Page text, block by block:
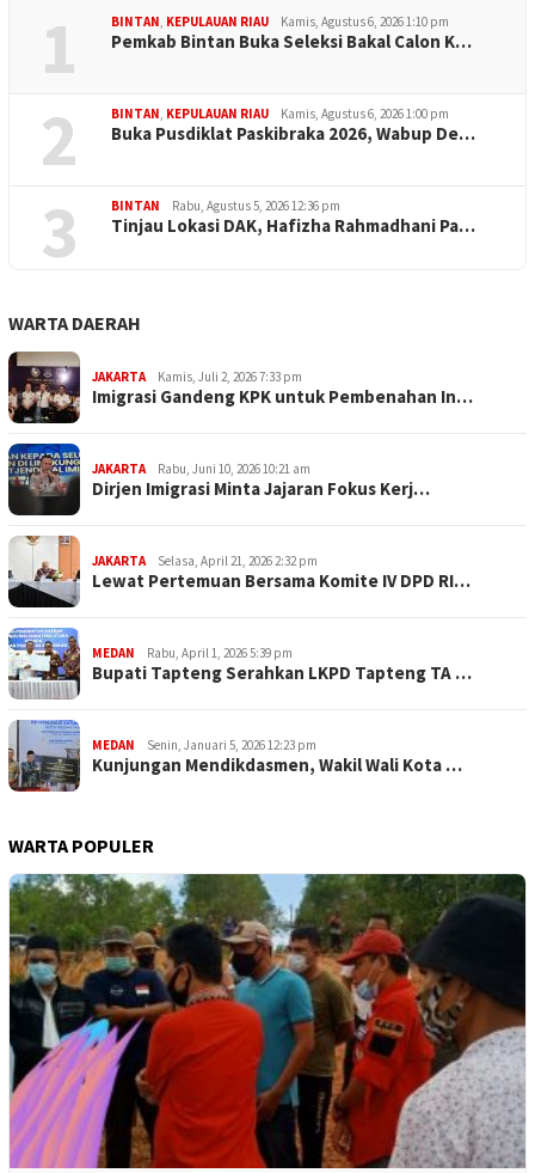
1 BINTAN, KEPULAUAN RIAU Kamis, Agustus 6, 2026 1:10 pm
Pemkab Bintan Buka Seleksi Bakal Calon K…
2 BINTAN, KEPULAUAN RIAU Kamis, Agustus 6, 2026 1:00 pm
Buka Pusdiklat Paskibraka 2026, Wabup De…
3 BINTAN Rabu, Agustus 5, 2026 12:36 pm
Tinjau Lokasi DAK, Hafizha Rahmadhani Pa…
WARTA DAERAH
JAKARTA Kamis, Juli 2, 2026 7:33 pm
Imigrasi Gandeng KPK untuk Pembenahan In…
JAKARTA Rabu, Juni 10, 2026 10:21 am
Dirjen Imigrasi Minta Jajaran Fokus Kerj…
JAKARTA Selasa, April 21, 2026 2:32 pm
Lewat Pertemuan Bersama Komite IV DPD RI…
MEDAN Rabu, April 1, 2026 5:39 pm
Bupati Tapteng Serahkan LKPD Tapteng TA …
MEDAN Senin, Januari 5, 2026 12:23 pm
Kunjungan Mendikdasmen, Wakil Wali Kota …
WARTA POPULER